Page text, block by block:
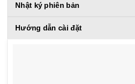
Nhật ký phiên bản
Hướng dẫn cài đặt